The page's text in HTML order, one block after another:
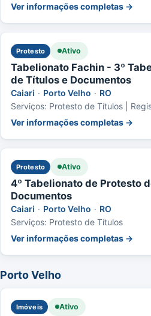
Ver informações completas →
Protesto Ativo
Tabelionato Fachin - 3º
de Títulos e Documentos
Caiari · Porto Velho · RO
Serviços: Protesto de Títulos |
Ver informações completas →
Protesto Ativo
4º Tabelionato de Protesto
Documentos
Caiari · Porto Velho · RO
Serviços: Protesto de Títulos
Ver informações completas →
Porto Velho
Imóveis Ativo